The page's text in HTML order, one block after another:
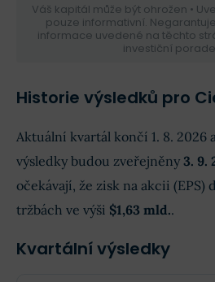
Váš kapitál může být ohrožen •
pouze informativní.
informace uvedené na těchto
investiční
Historie výsledků pro
Aktuální kvartál končí 1. 8. 2026
výsledky budou zveřejněny 3. 9.
očekávají, že zisk na akcii (EPS)
tržbách ve výši $1,63 mld..
Kvartální výsledky